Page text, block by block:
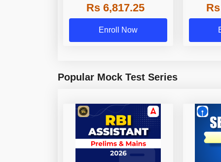
Rs 6,817.25
Enroll Now
Other
Popular Mock Test Series